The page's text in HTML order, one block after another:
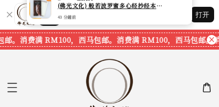
Shopping: 追踪您的订单
您信赖的商店
打开
。消费满 RM100，西马包邮。消费满 RM100，西马包邮。消